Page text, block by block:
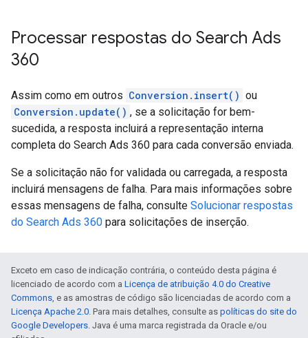
Processar respostas do Search Ads
360
Assim como em outros Conversion.insert() ou
Conversion.update() , se a solicitação for bem-
sucedida, a resposta incluirá a representação interna
completa do Search Ads 360 para cada conversão enviada.
Se a solicitação não for validada ou carregada, a resposta
incluirá mensagens de falha. Para mais informações sobre
essas mensagens de falha, consulte Solucionar respostas
do Search Ads 360 para solicitações de inserção.
Exceto em caso de indicação contrária, o conteúdo desta página é
licenciado de acordo com a Licença de atribuição 4.0 do Creative
Commons, e as amostras de código são licenciadas de acordo com a
Licença Apache 2.0. Para mais detalhes, consulte as políticas do site do
Google Developers. Java é uma marca registrada da Oracle e/ou